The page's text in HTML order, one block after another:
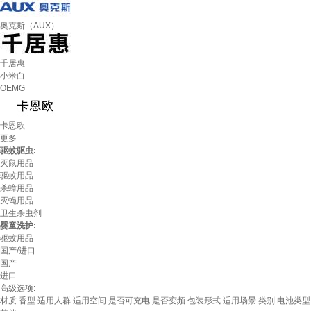
奥克斯（AUX）
千居惠
小米白
OEMG
卡恩欧
更多
驱蚊驱虫:
灭鼠用品
驱蚊用品
杀蟑用品
灭蝇用品
卫生杀虫剂
婴童洗护:
驱蚊用品
国产/进口:
国产
进口
高级选项:
材质 香型 适用人群 适用空间 是否可充电 是否变频 包装形式 适用场景 类别 电池类型